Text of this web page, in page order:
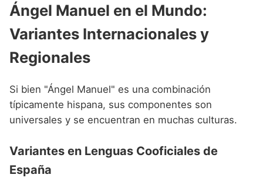
Ángel Manuel en el Mundo:
Variantes Internacionales y
Regionales
Si bien "Ángel Manuel" es una combinación
típicamente hispana, sus componentes son
universales y se encuentran en muchas culturas.
Variantes en Lenguas Cooficiales de
España